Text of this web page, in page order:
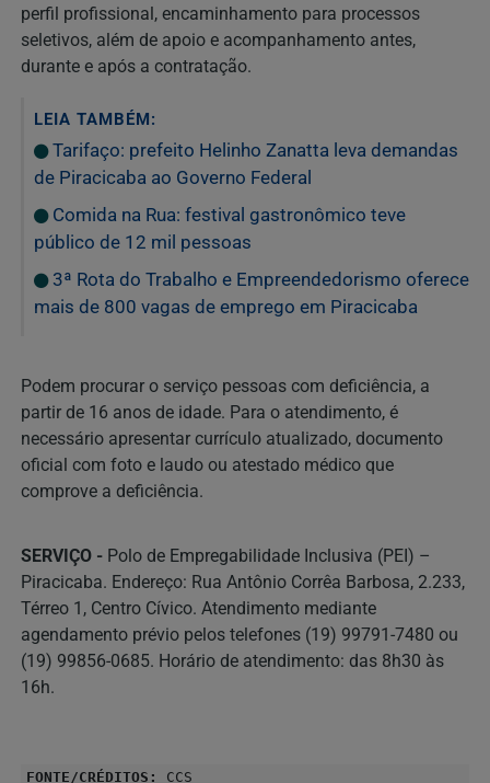
perfil profissional, encaminhamento para processos
seletivos, além de apoio e acompanhamento antes,
durante e após a contratação.
LEIA TAMBÉM:
Tarifaço: prefeito Helinho Zanatta leva demandas
de Piracicaba ao Governo Federal
Comida na Rua: festival gastronômico teve
público de 12 mil pessoas
3ª Rota do Trabalho e Empreendedorismo oferece
mais de 800 vagas de emprego em Piracicaba
Podem procurar o serviço pessoas com deficiência, a
partir de 16 anos de idade. Para o atendimento, é
necessário apresentar currículo atualizado, documento
oficial com foto e laudo ou atestado médico que
comprove a deficiência.
SERVIÇO - Polo de Empregabilidade Inclusiva (PEI) –
Piracicaba. Endereço: Rua Antônio Corrêa Barbosa, 2.233,
Térreo 1, Centro Cívico. Atendimento mediante
agendamento prévio pelos telefones (19) 99791-7480 ou
(19) 99856-0685. Horário de atendimento: das 8h30 às
16h.
FONTE/CRÉDITOS: CCS